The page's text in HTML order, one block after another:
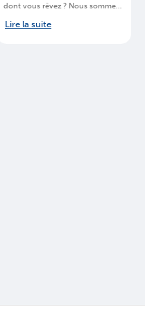
dont vous rêvez ? Nous sommes-
chaine de magasins spécialisés,
Lire la suite